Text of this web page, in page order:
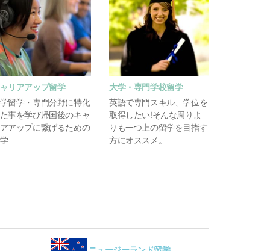
リアアップ留学
留学・専門分野に特化
事を学び帰国後のキャ
アップに繋げるための
大学・専門学校留学
英語で専門スキル、学位を
取得したい!そんな周りよ
りも一つ上の留学を目指す
方にオススメ。